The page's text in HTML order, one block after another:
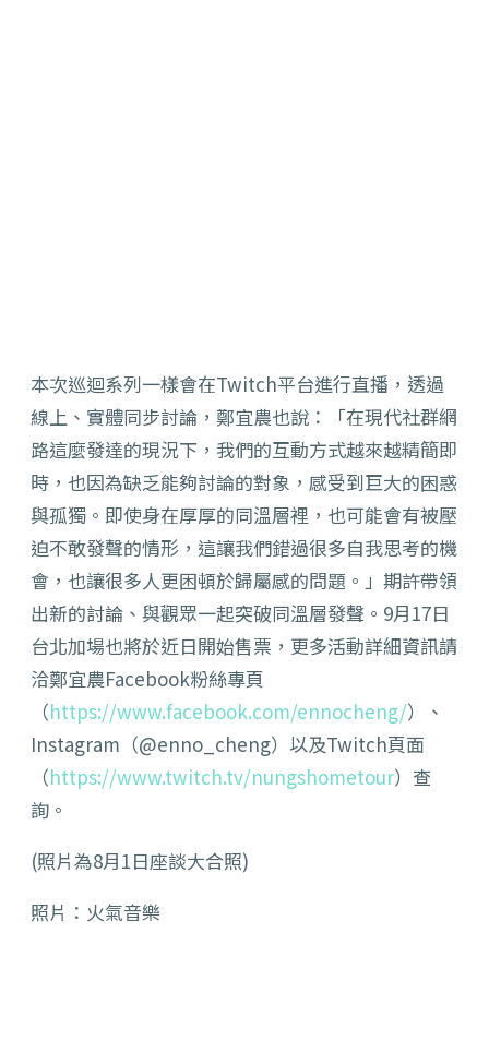
本次巡迴系列一樣會在Twitch平台進行直播，透過
線上、實體同步討論，鄭宜農也說：「在現代社群網
路這麼發達的現況下，我們的互動方式越來越精簡即
時，也因為缺乏能夠討論的對象，感受到巨大的困惑
與孤獨。即使身在厚厚的同溫層裡，也可能會有被壓
迫不敢發聲的情形，這讓我們錯過很多自我思考的機
會，也讓很多人更困頓於歸屬感的問題。」期許帶領
出新的討論、與觀眾一起突破同溫層發聲。9月17日
台北加場也將於近日開始售票，更多活動詳細資訊請
洽鄭宜農Facebook粉絲專頁
（https://www.facebook.com/ennocheng/）、
Instagram（@enno_cheng）以及Twitch頁面
（https://www.twitch.tv/nungshometour）查
詢。
(照片為8月1日座談大合照)
照片：火氣音樂